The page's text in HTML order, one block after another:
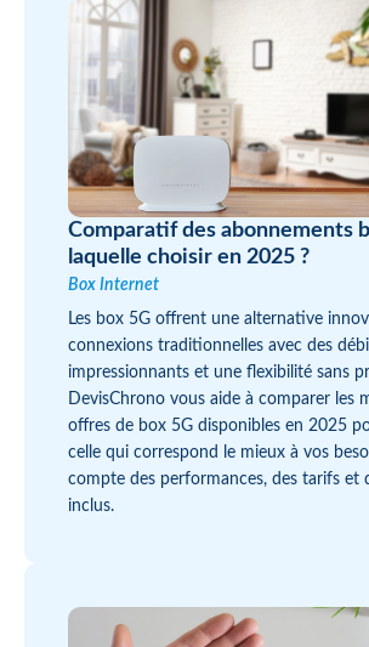
Comparatif des abonnements
laquelle choisir en 2025 ?
Box Internet
Les box 5G offrent une alternative
connexions traditionnelles avec des
impressionnants et une flexibilité sans
DevisChrono vous aide à comparer les
offres de box 5G disponibles en 2025
celle qui correspond le mieux à vos
compte des performances, des tarifs et
inclus.